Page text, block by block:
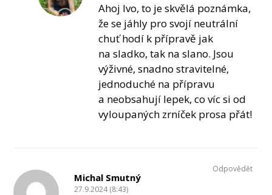
Ahoj Ivo, to je skvělá poznámka,
že se jáhly pro svojí neutrální
chuť hodí k přípravě jak
na sladko, tak na slano. Jsou
výživné, snadno stravitelné,
jednoduché na přípravu
a neobsahují lepek, co víc si od
vyloupaných zrníček prosa přát!
Michal Smutný
27.9.2024 (8:43)
Odpovědět